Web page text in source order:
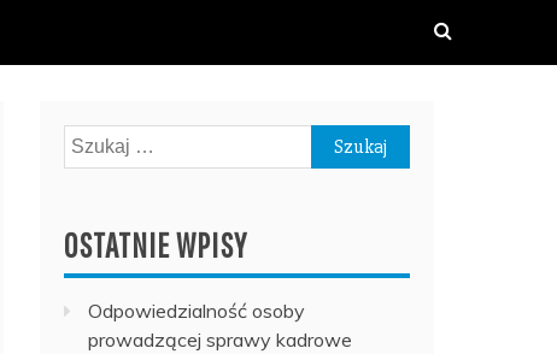
Szukaj:
OSTATNIE WPISY
Odpowiedzialność osoby
prowadzącej sprawy kadrowe